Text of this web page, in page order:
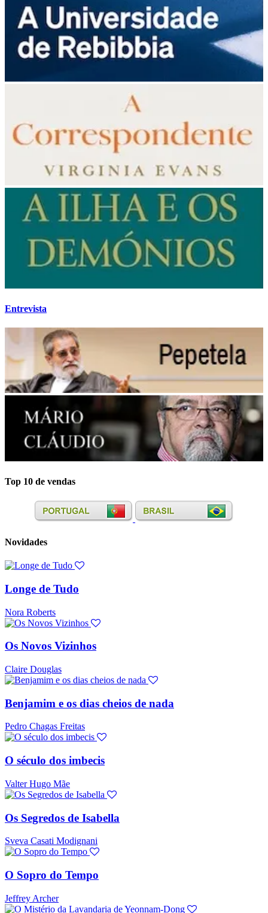
Entrevista
Top 10 de vendas
Novidades
Longe de Tudo
Nora Roberts
Os Novos Vizinhos
Claire Douglas
Benjamim e os dias cheios de nada
Pedro Chagas Freitas
O século dos imbecis
Valter Hugo Mãe
Os Segredos de Isabella
Sveva Casati Modignani
O Sopro do Tempo
Jeffrey Archer